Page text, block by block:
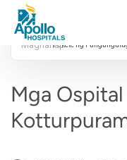
Skip to main content
Maghanap
Mga